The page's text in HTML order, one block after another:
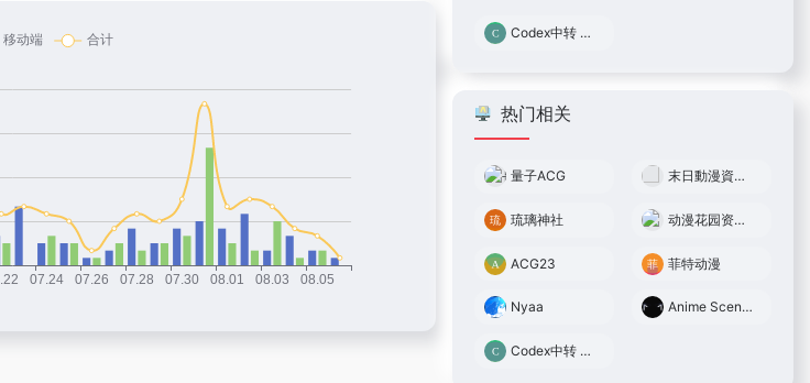
Codex中转 0.05倍率
热门相关
量子ACG 末日動漫資源庫
琉璃神社 动漫花园资源网
ACG23 菲特动漫
Nyaa Anime Scene Search Engine
Codex中转 0.05倍率